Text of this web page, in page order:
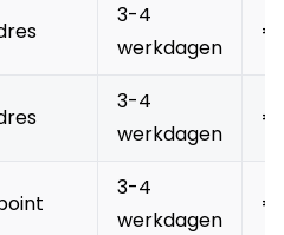
3-4
werkdagen
€
3-4
werkdagen
€
3-4
werkdagen
€